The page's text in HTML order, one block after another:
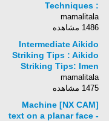
Techniques :
Shomenuchi
Koshinage:
mamalitala
1486 مشاهده
Intermediate Aikido
Striking Tips : Aikido
Striking Tips: Imen
Tsuki
mamalitala
1475 مشاهده
[NX CAM] Machine
text on a planar face -